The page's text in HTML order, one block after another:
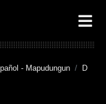
- Mapudungun
D